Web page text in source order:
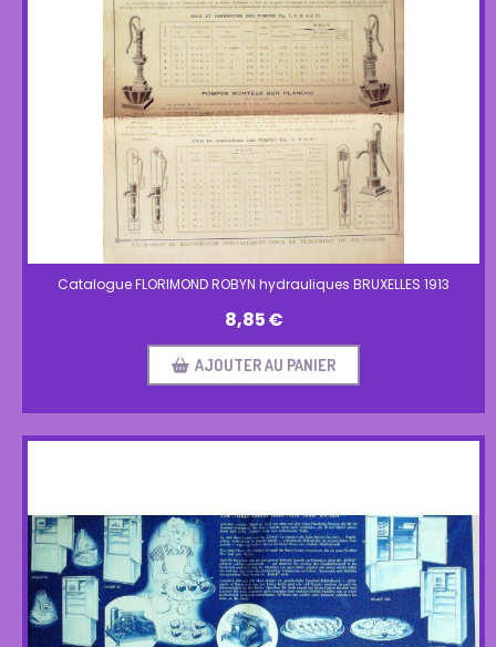
Catalogue FLORIMOND ROBYN hydrauliques BRUXELLES 1913
8,85€
AJOUTER AU PANIER